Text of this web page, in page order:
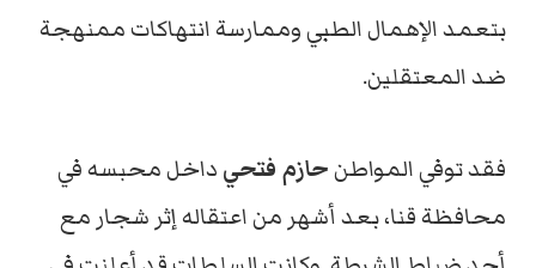
بتعمد الإهمال الطبي وممارسة انتهاكات ممنهجة
ضد المعتقلين.
فقد توفي المواطنحازم فتحي داخل محبسه في
محافظة قنا، بعد أشهر من اعتقاله إثر شجار مع